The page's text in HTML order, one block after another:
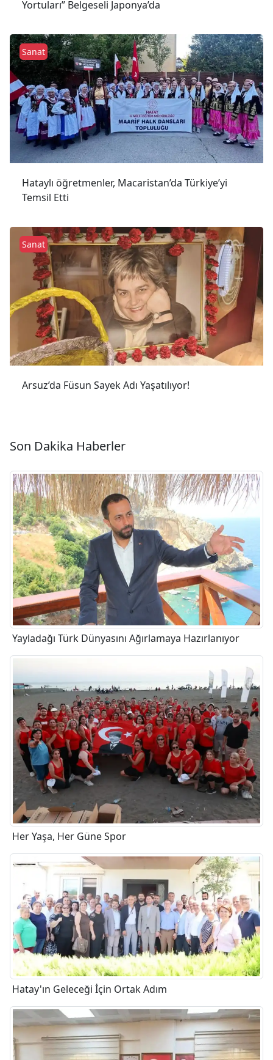
Yortuları” Belgeseli Japonya’da
Hataylı öğretmenler, Macaristan’da Türkiye’yi
Temsil Etti
Sanat
Arsuz’da Füsun Sayek Adı Yaşatılıyor!
Sanat
Son Dakika Haberler
Yayladağı Türk Dünyasını Ağırlamaya Hazırlanıyor
Her Yaşa, Her Güne Spor
Hatay'ın Geleceği İçin Ortak Adım